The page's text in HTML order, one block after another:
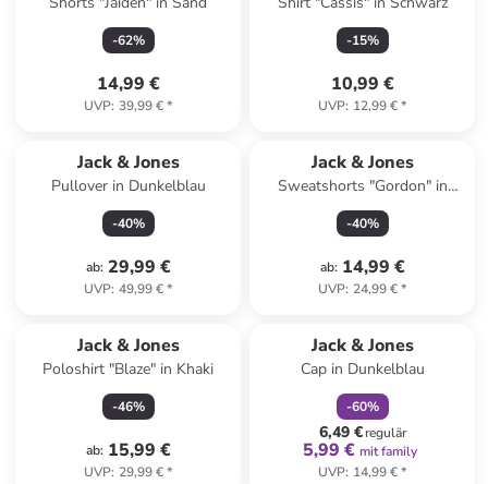
-62%
14,99 €
UVP: 39,99 €*
-15%
10,99 €
UVP: 12,99 €*
Jack & Jones
Pullover in Dunkelblau
-40%
ab: 29,99 €
UVP: 49,99 €*
Jack & Jones
Sweatshorts "Gordon" in
Schwarz
-40%
ab: 14,99 €
UVP: 24,99 €*
Jack & Jones
Poloshirt "Blaze" in Khaki
-46%
ab: 15,99 €
UVP: 29,99 €*
Jack & Jones
Cap in Dunkelblau
-60%
6,49 €regulär
5,99 € mit family
UVP: 14,99 €*